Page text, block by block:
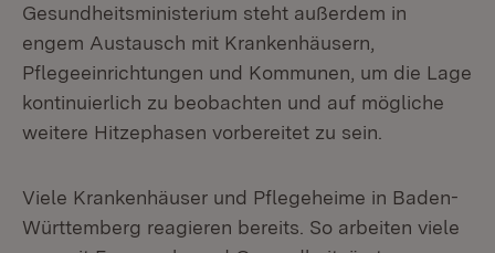
Gesundheitsministerium steht außerdem in
engem Austausch mit Krankenhäusern,
Pflegeeinrichtungen und Kommunen, um die Lage
kontinuierlich zu beobachten und auf mögliche
weitere Hitzephasen vorbereitet zu sein.
Viele Krankenhäuser und Pflegeheime in Baden-
Württemberg reagieren bereits. So arbeiten viele